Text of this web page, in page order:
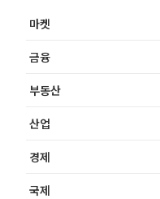
마켓
금융
부동산
산업
경제
국제